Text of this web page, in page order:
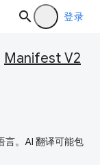
登录
Manifest V2
言。AI 翻译可能包